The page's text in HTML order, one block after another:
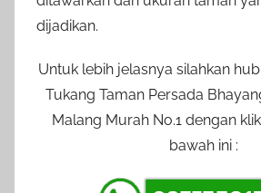
dijadikan.
Untuk lebih jelasnya silahkan
Tukang Taman Persada
Malang Murah No.1 dengan
bawah ini :